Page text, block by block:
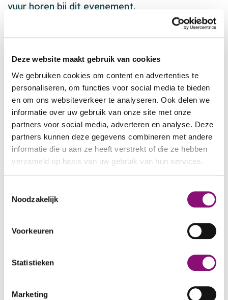
Deze website maakt gebruik van cookies
We gebruiken cookies om content en advertenties te
personaliseren, om functies voor social media te bieden
en om ons websiteverkeer te analyseren. Ook delen we
informatie over uw gebruik van onze site met onze
partners voor social media, adverteren en analyse. Deze
partners kunnen deze gegevens combineren met andere
informatie die u aan ze heeft verstrekt of die ze hebben
verzameld op basis van uw gebruik van hun services.
kunnen ontvangen en verwerken.
Noodzakelijk
Voorkeuren
Statistieken
Marketing
vuur horen bij dit evenement.
er in de middag ook een prikkelarme tocht
aangeboden. Sommige mensen vinden het heel
spannend om in het donker te lopen. En
sommigen vinden het veel te druk tijdens het
reguliere evenement. Weer anderen vinden het
vuur eng of de muziek te hard. De organisatie
speelt daarop in, door een prikkelarme tocht in
de middag, bij daglicht, aan te bieden.
In de eerste plaats is dit evenement bedoeld
voor cliënten van Eemhart. Daarnaast stellen
verwanten en externe bezoekers. In totaal zijn
geheel gratis.
Namen Noemen kunnen we alleen organiseren